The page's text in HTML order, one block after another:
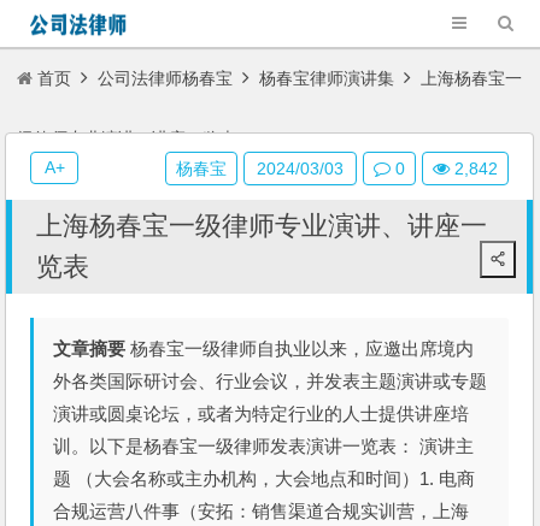
首页 公司法律师杨春宝 杨春宝律师演讲集 上海杨春宝一
级律师专业演讲、讲座一览表
上海杨春宝一级律师专业演讲、讲座一
览表
文章摘要 杨春宝一级律师自执业以来，应邀出席境内
外各类国际研讨会、行业会议，并发表主题演讲或专题
演讲或圆桌论坛，或者为特定行业的人士提供讲座培
训。以下是杨春宝一级律师发表演讲一览表： 演讲主
题 （大会名称或主办机构，大会地点和时间）1. 电商
合规运营八件事（安拓：销售渠道合规实训营，上海
杨春宝 2024/03/03 0 2,842
A+